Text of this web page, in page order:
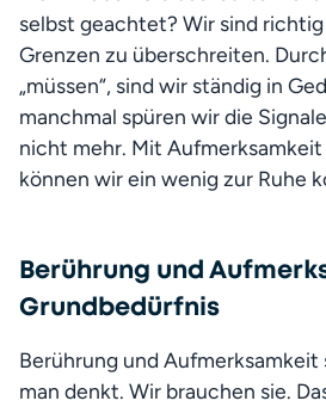
selbst geachtet? Wir sind
Grenzen zu überschreiten.
„müssen“, sind wir ständig in
manchmal spüren wir die
nicht mehr. Mit
können wir ein wenig zur Ruhe
Berührung und
Grundbedürfnis
Berührung und
man denkt. Wir brauchen sie.